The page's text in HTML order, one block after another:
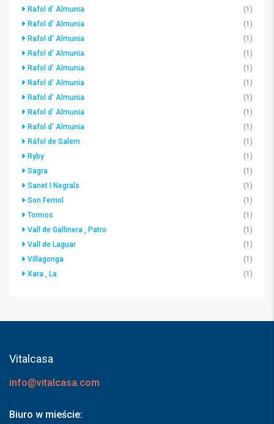
Rafol d' Almunia
(1)
Rafol d' Almunia
(1)
Rafol d' Almunia
(1)
Rafol d' Almunia
(1)
Rafol d' Almunia
(1)
Rafol d' Almunia
(1)
Rafol d' Almunia
(1)
Rafol d' Almunia
(1)
Rafol d' Almunia
(1)
Ráfol de Salem
(1)
Ryby
(1)
Sagra
(1)
Sanet I Negrals
(1)
Son Ferriol
(1)
Tormos
(1)
Vall de Gallinera , Patro
(1)
Vall de Laguar
(1)
Villagonga
(1)
Xara , La
(1)
Vitalcasa
info@vitalcasa.com
Biuro w mieście: